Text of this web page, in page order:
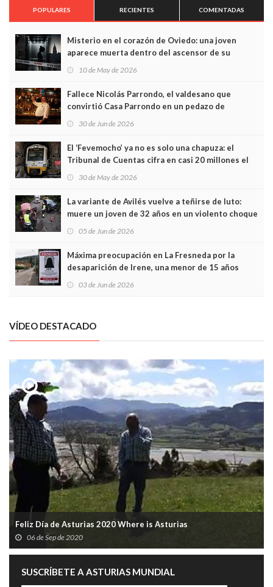
POPULARES RECIENTES COMENTADAS
Misterio en el corazón de Oviedo: una joven
aparece muerta dentro del ascensor de su
edificio y las cámaras captan sus últimos minutos
10 de May de 2026
Fallece Nicolás Parrondo, el valdesano que
convirtió Casa Parrondo en un pedazo de
Asturias en Madrid
30 de Jun de 2026
El ‘Fevemocho’ ya no es solo una chapuza: el
Tribunal de Cuentas cifra en casi 20 millones el
sobrecoste de los trenes que no cabían por los
30 de May de 2026
La variante de Avilés vuelve a teñirse de luto:
muere un joven de 32 años en un violento choque
frontal
05 de Jun de 2026
Máxima preocupación en La Fresneda por la
desaparición de Irene, una menor de 15 años
03 de Jun de 2026
VÍDEO DESTACADO
Feliz Día de Asturias 2020 Where is Asturias
06 de Sep de 2020
SUSCRÍBETE A ASTURIAS MUNDIAL